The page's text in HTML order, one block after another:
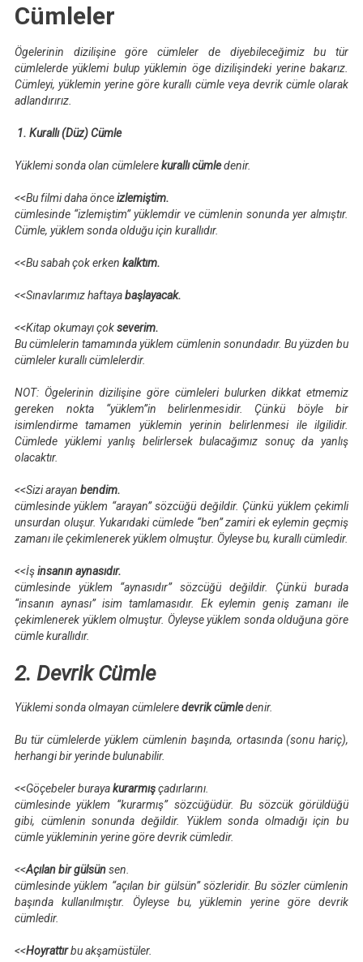
Cümleler
Ögelerinin dizilişine göre cümleler de diyebileceğimiz bu tür
cümlelerde yüklemi bulup yüklemin öge dizilişindeki yerine bakarız.
Cümleyi, yüklemin yerine göre kurallı cümle veya devrik cümle olarak
adlandırırız.
1. Kurallı (Düz) Cümle
Yüklemi sonda olan cümlelerekurallı cümledenir.
<<Bu filmi daha önceizlemiştim.
cümlesinde “izlemiştim” yüklemdir ve cümlenin sonunda yer almıştır.
Cümle, yüklem sonda olduğu için kurallıdır.
<<Bu sabah çok erken kalktım.
<<Sınavlarımız haftayabaşlayacak.
<<Kitap okumayı çokseverim.
Bu cümlelerin tamamında yüklem cümlenin sonundadır. Bu yüzden bu
cümleler kurallı cümlelerdir.
NOT: Ögelerinin dizilişine göre cümleleri bulurken dikkat etmemiz
gereken nokta “yüklem”in belirlenmesidir. Çünkü böyle bir
isimlendirme tamamen yüklemin yerinin belirlenmesi ile ilgilidir.
Cümlede yüklemi yanlış belirlersek bulacağımız sonuç da yanlış
olacaktır.
<<Sizi arayan bendim.
cümlesinde yüklem “arayan” sözcüğü değildir. Çünkü yüklem çekimli
unsurdan oluşur. Yukarıdaki cümlede “ben” zamiri ek eylemin geçmiş
zamanı ile çekimlenerek yüklem olmuştur. Öyleyse bu, kurallı cümledir.
<<İşinsanın aynasıdır.
cümlesinde yüklem “aynasıdır” sözcüğü değildir. Çünkü burada
“insanın aynası” isim tamlamasıdır. Ek eylemin geniş zamanı ile
çekimlenerek yüklem olmuştur. Öyleyse yüklem sonda olduğuna göre
cümle kurallıdır.
2. Devrik Cümle
Yüklemi sonda olmayan cümleleredevrik cümledenir.
Bu tür cümlelerde yüklem cümlenin başında, ortasında (sonu hariç),
herhangi bir yerinde bulunabilir.
<<Göçebeler burayakurarmışçadırlarını.
cümlesinde yüklem “kurarmış” sözcüğüdür. Bu sözcük görüldüğü
gibi, cümlenin sonunda değildir. Yüklem sonda olmadığı için bu
cümle yükleminin yerine göre devrik cümledir.
<<Açılan bir gülsünsen.
cümlesinde yüklem “açılan bir gülsün” sözleridir. Bu sözler cümlenin
başında kullanılmıştır. Öyleyse bu, yüklemin yerine göre devrik
cümledir.
<<Hoyrattırbu akşamüstüler.